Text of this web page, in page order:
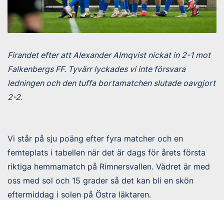
Firandet efter att Alexander Almqvist nickat in 2-1 mot
Falkenbergs FF. Tyvärr lyckades vi inte försvara
ledningen och den tuffa bortamatchen slutade oavgjort
2-2.
Vi står på sju poäng efter fyra matcher och en
femteplats i tabellen när det är dags för årets första
riktiga hemmamatch på Rimnersvallen. Vädret är med
oss med sol och 15 grader så det kan bli en skön
eftermiddag i solen på Östra läktaren.